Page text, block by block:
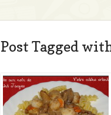
Post Tagged